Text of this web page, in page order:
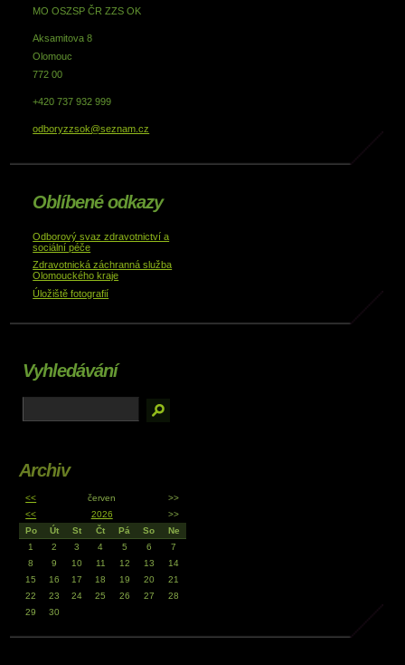
MO OSZSP ČR ZZS OK
Aksamitova 8
Olomouc
772 00
+420 737 932 999
odboryzzsok@seznam.cz
Oblíbené odkazy
Odborový svaz zdravotnictví a
sociální péče
Zdravotnická záchranná služba
Olomouckého kraje
Úložiště fotografií
Vyhledávání
Archiv
<< červen
>>
<<
2026
>>
Po
Út St Čt Pá So
Ne
1
2 3 4 5 6
7
8
9 10 11 12 13
14
15
16 17 18 19 20
21
22
23 24 25 26 27
28
29
30